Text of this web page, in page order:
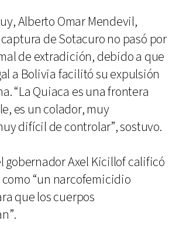
Alberto Omar Mendevil,
de Sotacuro no pasó por
de extradición, debido a que
a Bolivia facilitó su expulsión
“La Quiaca es una frontera
es un colador, muy
difícil de controlar”, sostuvo.
gobernador Axel Kicillof calificó
“un narcofemicidio
que los cuerpos